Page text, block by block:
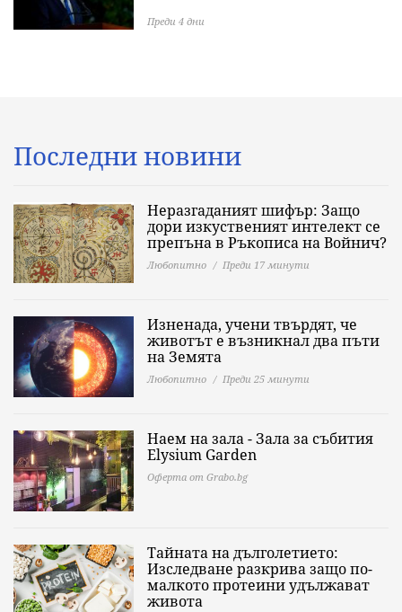
Преди 4 дни
Последни новини
Неразгаданият шифър: Защо
дори изкуственият интелект се
препъна в Ръкописа на Войнич?
Любопитно Преди 17 минути
Изненада, учени твърдят, че
животът е възникнал два пъти
на Земята
Любопитно Преди 25 минути
Наем на зала - Зала за събития
Elysium Garden
Оферта от Grabo.bg
Тайната на дълголетието:
Изследване разкрива защо по-
малкото протеини удължават
живота